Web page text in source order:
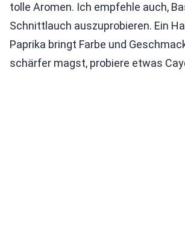
tolle Aromen. Ich empfehle auch,
Schnittlauch auszuprobieren. Ein
Paprika bringt Farbe und
schärfer magst, probiere etwas